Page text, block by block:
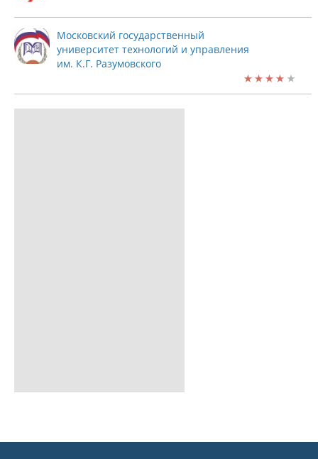
Московский государственный
университет технологий и управления
им. К.Г. Разумовского